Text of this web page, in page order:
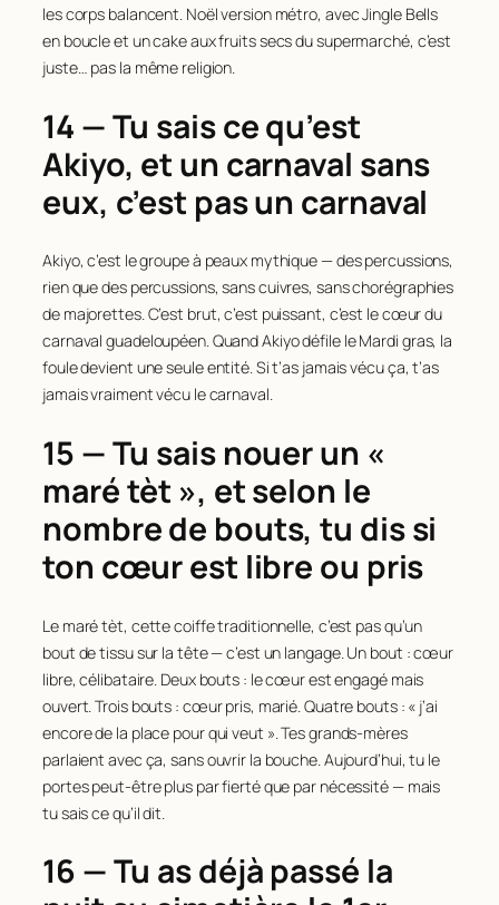
les corps balancent. Noël version métro, avec Jingle Bells
en boucle et un cake aux fruits secs du supermarché, c’est
juste… pas la même religion.
14 — Tu sais ce qu’est
Akiyo, et un carnaval sans
eux, c’est pas un carnaval
Akiyo, c’est le groupe à peaux mythique — des percussions,
rien que des percussions, sans cuivres, sans chorégraphies
de majorettes. C’est brut, c’est puissant, c’est le cœur du
carnaval guadeloupéen. Quand Akiyo défile le Mardi gras, la
foule devient une seule entité. Si t’as jamais vécu ça, t’as
jamais vraiment vécu le carnaval.
15 — Tu sais nouer un «
maré tèt », et selon le
nombre de bouts, tu dis si
ton cœur est libre ou pris
Le maré tèt, cette coiffe traditionnelle, c’est pas qu’un
bout de tissu sur la tête — c’est un langage. Un bout : cœur
libre, célibataire. Deux bouts : le cœur est engagé mais
ouvert. Trois bouts : cœur pris, marié. Quatre bouts : « j’ai
encore de la place pour qui veut ». Tes grands-mères
parlaient avec ça, sans ouvrir la bouche. Aujourd’hui, tu le
portes peut-être plus par fierté que par nécessité — mais
tu sais ce qu’il dit.
16 — Tu as déjà passé la